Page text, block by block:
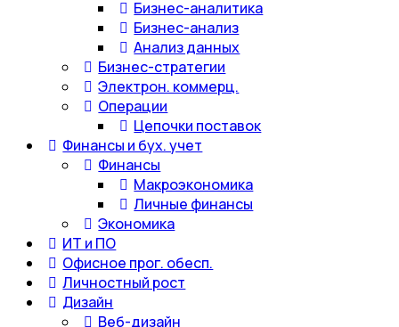
Бизнес-аналитика
Бизнес-анализ
Анализ данных
Бизнес-стратегии
Электрон. коммерц.
Операции
Цепочки поставок
Финансы и бух. учет
Финансы
Макроэкономика
Личные финансы
Экономика
ИТ и ПО
Офисное прог. обесп.
Личностный рост
Дизайн
Веб-дизайн